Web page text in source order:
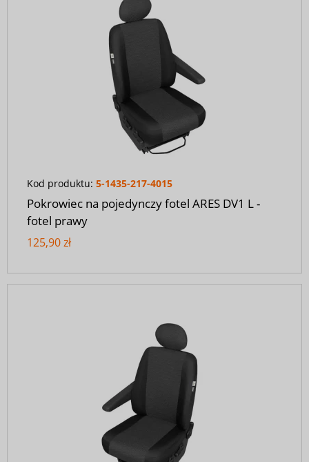
Kod produktu: 5-1435-217-4015
Pokrowiec na pojedynczy fotel ARES DV1 L -
fotel prawy
125,90 zł